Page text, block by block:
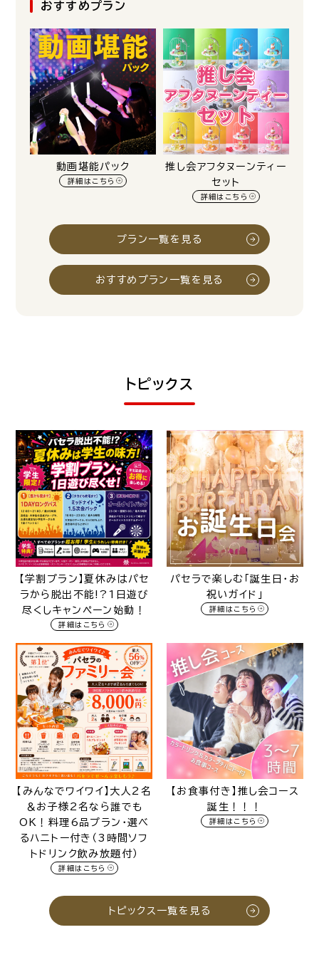
おすすめプラン
動画堪能パック
詳細はこちら
推し会アフタヌーンティー
セット
詳細はこちら
プラン一覧を見る
おすすめプラン一覧を見る
トピックス
【学割プラン】夏休みはパセ
ラから脱出不能!?1日遊び
尽くしキャンペーン始動！
詳細はこちら
パセラで楽しむ「誕生日・お
祝いガイド」
詳細はこちら
【みんなでワイワイ】大人2名
＆お子様2名なら誰でも
OK！料理6品プラン・選べ
るハニトー付き（3時間ソフ
トドリンク飲み放題付）
詳細はこちら
【お食事付き】推し会コース
誕生！！！
詳細はこちら
トピックス一覧を見る